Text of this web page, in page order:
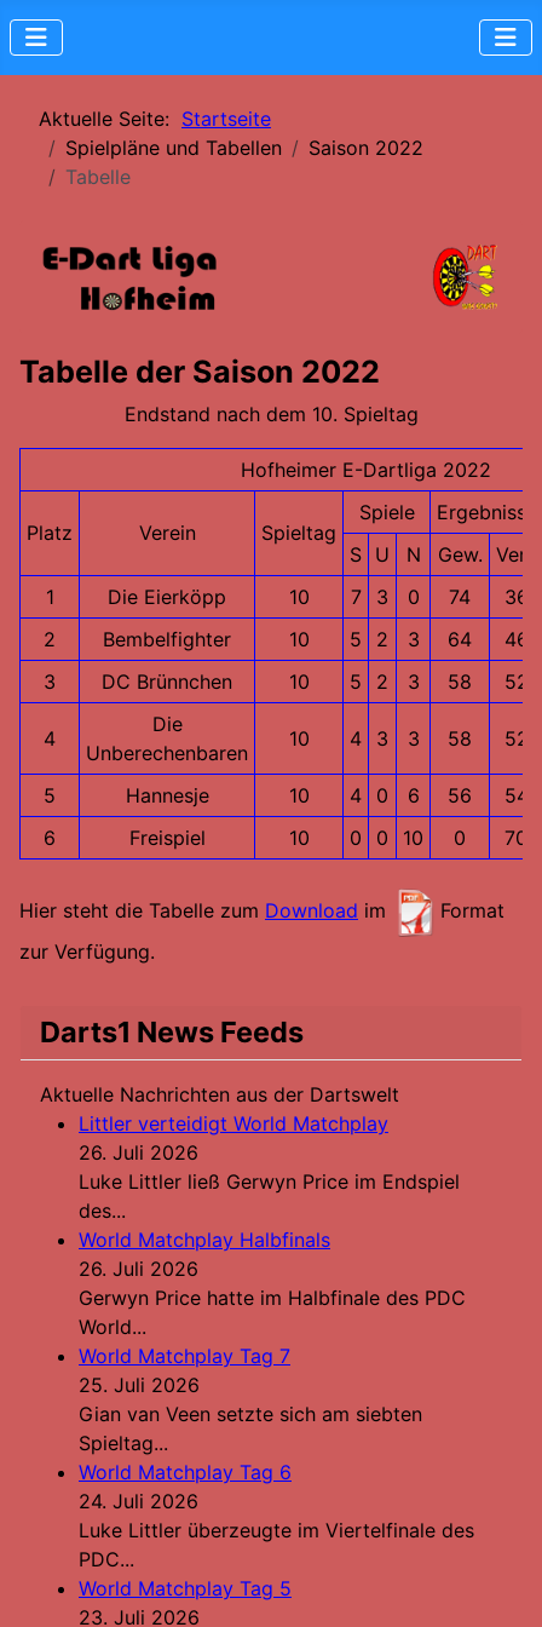
Aktuelle Seite: Startseite
Spielpläne und Tabellen
Saison 2022
Tabelle
Tabelle der Saison 2022
Endstand nach dem 10. Spieltag
Hofheimer E-Dartliga 2022
Platz Verein Spieltag
Spiele
Ergebnisse
S U N Gew. Verl.
1
Die Eierköpp 10 7 3 0 74
36
2
Bembelfighter 10 5 2 3 64
46
3
DC Brünnchen 10 5 2 3 58 52
4
Die
Unberechenbaren
10 4 3 3 58 52
5 Hannesje 10 4 0 6 56
54
6
Freispiel 10 0 0 10 0 70
Hier steht die Tabelle zum Download im
Format
zur Verfügung.
Darts1 News Feeds
Aktuelle Nachrichten aus der Dartswelt
Littler verteidigt World Matchplay
26. Juli 2026
Luke Littler ließ Gerwyn Price im Endspiel
des...
World Matchplay Halbfinals
26. Juli 2026
Gerwyn Price hatte im Halbfinale des PDC
World...
World Matchplay Tag 7
25. Juli 2026
Gian van Veen setzte sich am siebten
Spieltag...
World Matchplay Tag 6
24. Juli 2026
Luke Littler überzeugte im Viertelfinale des
PDC...
World Matchplay Tag 5
23. Juli 2026